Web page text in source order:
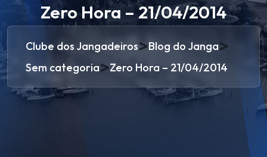
Zero Hora – 21/04/2014
Clube dos Jangadeiros>Blog do Janga>
Sem categoria>Zero Hora – 21/04/2014